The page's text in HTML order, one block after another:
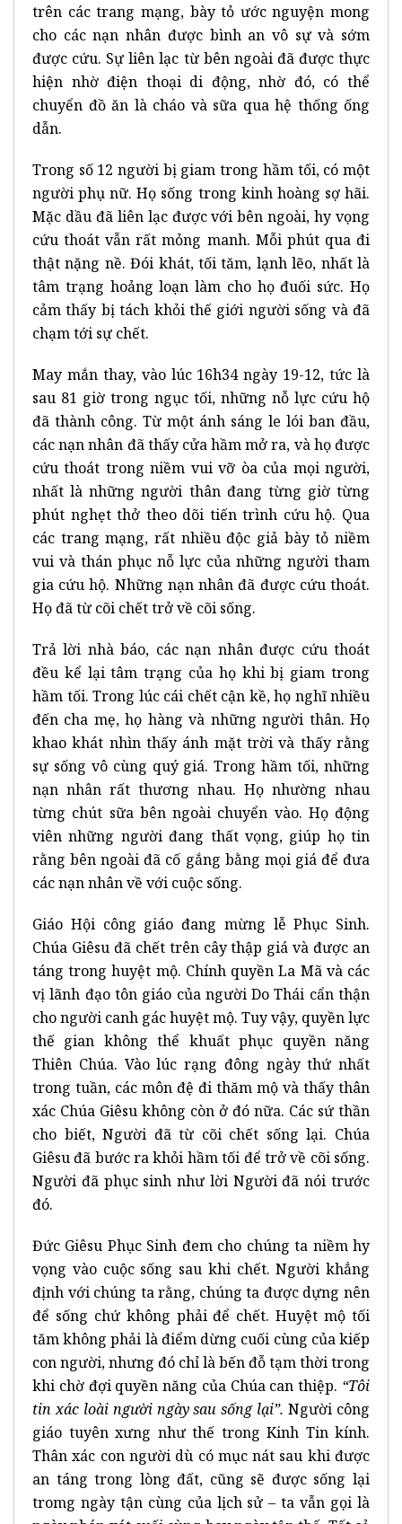
trên các trang mạng, bày tỏ ước nguyện mong
cho các nạn nhân được bình an vô sự và sớm
được cứu. Sự liên lạc từ bên ngoài đã được thực
hiện nhờ điện thoại di động, nhờ đó, có thể
chuyển đồ ăn là cháo và sữa qua hệ thống ống
dẫn.
Trong số 12 người bị giam trong hầm tối, có một
người phụ nữ. Họ sống trong kinh hoàng sợ hãi.
Mặc dầu đã liên lạc được với bên ngoài, hy vọng
cứu thoát vẫn rất mỏng manh. Mỗi phút qua đi
thật nặng nề. Đói khát, tối tăm, lạnh lẽo, nhất là
tâm trạng hoảng loạn làm cho họ đuối sức. Họ
cảm thấy bị tách khỏi thế giới người sống và đã
chạm tới sự chết.
May mắn thay, vào lúc 16h34 ngày 19-12, tức là
sau 81 giờ trong ngục tối, những nỗ lực cứu hộ
đã thành công. Từ một ánh sáng le lói ban đầu,
các nạn nhân đã thấy cửa hầm mở ra, và họ được
cứu thoát trong niềm vui vỡ òa của mọi người,
nhất là những người thân đang từng giờ từng
phút nghẹt thở theo dõi tiến trình cứu hộ. Qua
các trang mạng, rất nhiều độc giả bày tỏ niềm
vui và thán phục nỗ lực của những người tham
gia cứu hộ. Những nạn nhân đã được cứu thoát.
Họ đã từ cõi chết trở về cõi sống.
Trả lời nhà báo, các nạn nhân được cứu thoát
đều kể lại tâm trạng của họ khi bị giam trong
hầm tối. Trong lúc cái chết cận kề, họ nghĩ nhiều
đến cha mẹ, họ hàng và những người thân. Họ
khao khát nhìn thấy ánh mặt trời và thấy rằng
sự sống vô cùng quý giá. Trong hầm tối, những
nạn nhân rất thương nhau. Họ nhường nhau
từng chút sữa bên ngoài chuyển vào. Họ động
viên những người đang thất vọng, giúp họ tin
rằng bên ngoài đã cố gắng bằng mọi giá để đưa
các nạn nhân về với cuộc sống.
Giáo Hội công giáo đang mừng lễ Phục Sinh.
Chúa Giêsu đã chết trên cây thập giá và được an
táng trong huyệt mộ. Chính quyền La Mã và các
vị lãnh đạo tôn giáo của người Do Thái cẩn thận
cho người canh gác huyệt mộ. Tuy vậy, quyền lực
thế gian không thể khuất phục quyền năng
Thiên Chúa. Vào lúc rạng đông ngày thứ nhất
trong tuần, các môn đệ đi thăm mộ và thấy thân
xác Chúa Giêsu không còn ở đó nữa. Các sứ thần
cho biết, Người đã từ cõi chết sống lại. Chúa
Giêsu đã bước ra khỏi hầm tối để trở về cõi sống.
Người đã phục sinh như lời Người đã nói trước
đó.
Đức Giêsu Phục Sinh đem cho chúng ta niềm hy
vọng vào cuộc sống sau khi chết. Người khẳng
định với chúng ta rằng, chúng ta được dựng nên
để sống chứ không phải để chết. Huyệt mộ tối
tăm không phải là điểm dừng cuối cùng của kiếp
con người, nhưng đó chỉ là bến đỗ tạm thời trong
khi chờ đợi quyền năng của Chúa can thiệp. “Tôi
tin xác loài người ngày sau sống lại”. Người công
giáo tuyên xưng như thế trong Kinh Tin kính.
Thân xác con người dù có mục nát sau khi được
an táng trong lòng đất, cũng sẽ được sống lại
tromg ngày tận cùng của lịch sử – ta vẫn gọi là